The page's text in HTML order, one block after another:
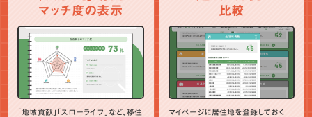
マッチ度の表示
「地域貢献」「スローライフ」など、移住
比較
マイページに居住地を登録しておく